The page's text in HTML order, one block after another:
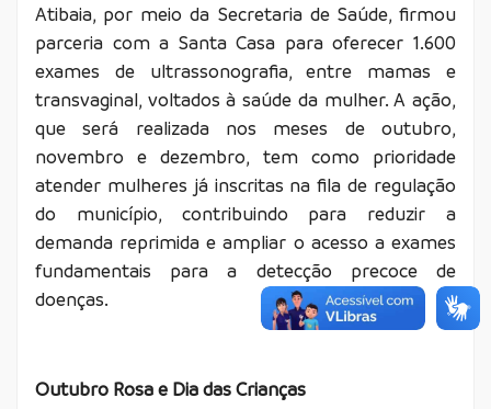
Atibaia, por meio da Secretaria de Saúde, firmou
parceria com a Santa Casa para oferecer 1.600
exames de ultrassonografia, entre mamas e
transvaginal, voltados à saúde da mulher. A ação,
que será realizada nos meses de outubro,
novembro e dezembro, tem como prioridade
atender mulheres já inscritas na fila de regulação
do município, contribuindo para reduzir a
demanda reprimida e ampliar o acesso a exames
fundamentais para a detecção precoce de
doenças.
Outubro Rosa e Dia das Crianças